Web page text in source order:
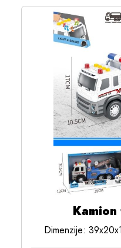
Dimenzije: